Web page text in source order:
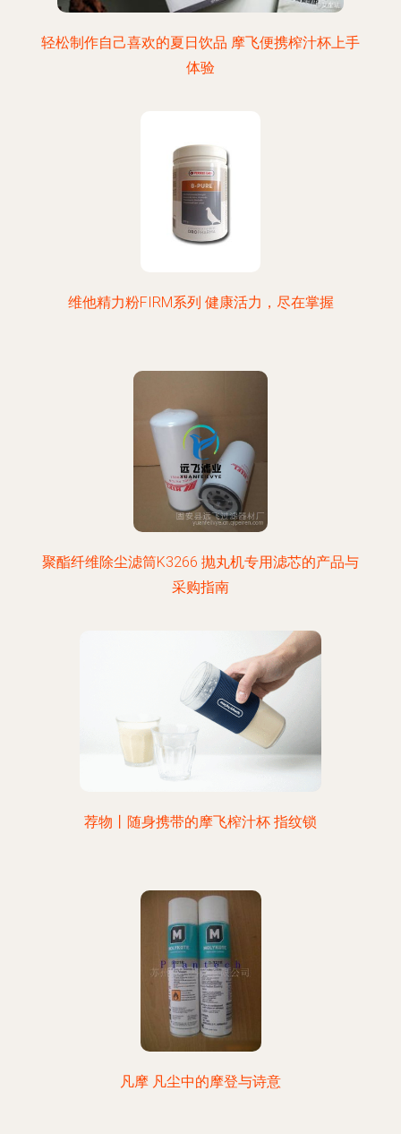
轻松制作自己喜欢的夏日饮品 摩飞便携榨汁杯上手
体验
维他精力粉FIRM系列 健康活力，尽在掌握
聚酯纤维除尘滤筒K3266 抛丸机专用滤芯的产品与
采购指南
荐物丨随身携带的摩飞榨汁杯 指纹锁
凡摩 凡尘中的摩登与诗意